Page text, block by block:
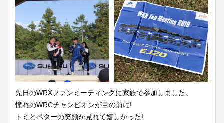
先日のWRXファンミーティングに家族で参加しました。
憧れのWRCチャンピオンが目の前に!
トミとペターの笑顔が見れて嬉しかった!